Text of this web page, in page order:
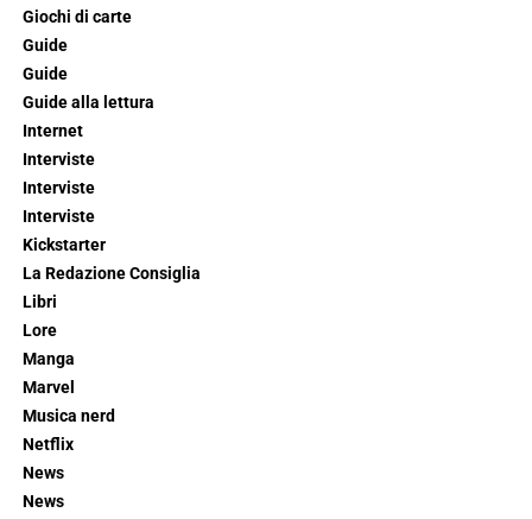
Giochi di carte
Guide
Guide
Guide alla lettura
Internet
Interviste
Interviste
Interviste
Kickstarter
La Redazione Consiglia
Libri
Lore
Manga
Marvel
Musica nerd
Netflix
News
News